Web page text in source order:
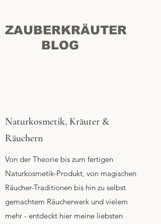
ZAUBERKRÄUTER
BLOG
Naturkosmetik, Kräuter &
Räuchern
Von der Theorie bis zum fertigen
Naturkosmetik-Produkt, von magischen
Räucher-Traditionen bis hin zu selbst
gemachtem Räucherwerk und vielem
mehr - entdeckt hier meine liebsten